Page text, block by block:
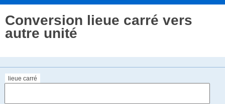
Conversion lieue carré vers
autre unité
lieue carré